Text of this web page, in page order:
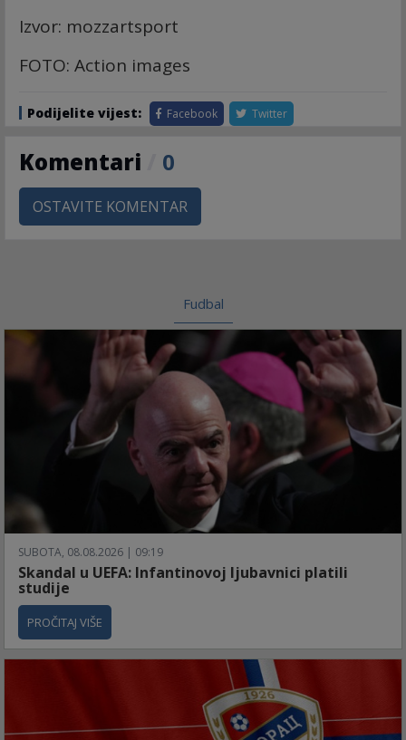
Izvor: mozzartsport
FOTO: Action images
Podijelite vijest: Facebook Twitter
Komentari 0
OSTAVITE KOMENTAR
Fudbal
SUBOTA, 08.08.2026 | 09:19
Skandal u UEFA: Infantinovoj ljubavnici platili
studije
PROČITAJ VIŠE